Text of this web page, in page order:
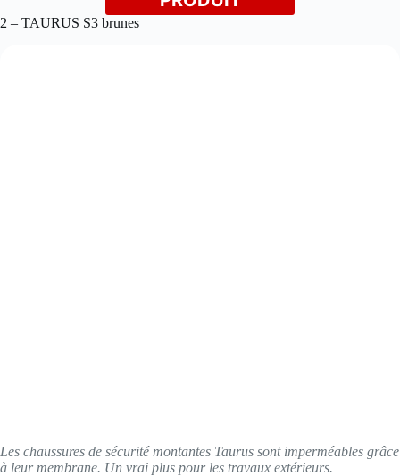
2 – TAURUS S3 brunes
Les chaussures de sécurité montantes Taurus sont imperméables grâce
à leur membrane. Un vrai plus pour les travaux extérieurs.